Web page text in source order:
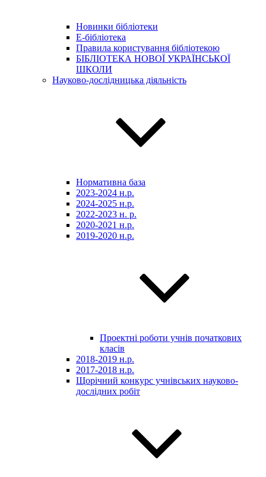
Новинки бібліотеки
E-бібліотека
Правила користування бібліотекою
БІБЛІОТЕКА НОВОЇ УКРАЇНСЬКОЇ
ШКОЛИ
Науково-дослідницька діяльність
Нормативна база
2023-2024 н.р.
2024-2025 н.р.
2022-2023 н. р.
2020-2021 н.р.
2019-2020 н.р.
Проектні роботи учнів початкових
класів
2018-2019 н.р.
2017-2018 н.р.
Щорічний конкурс учнівських науково-
дослідних робіт